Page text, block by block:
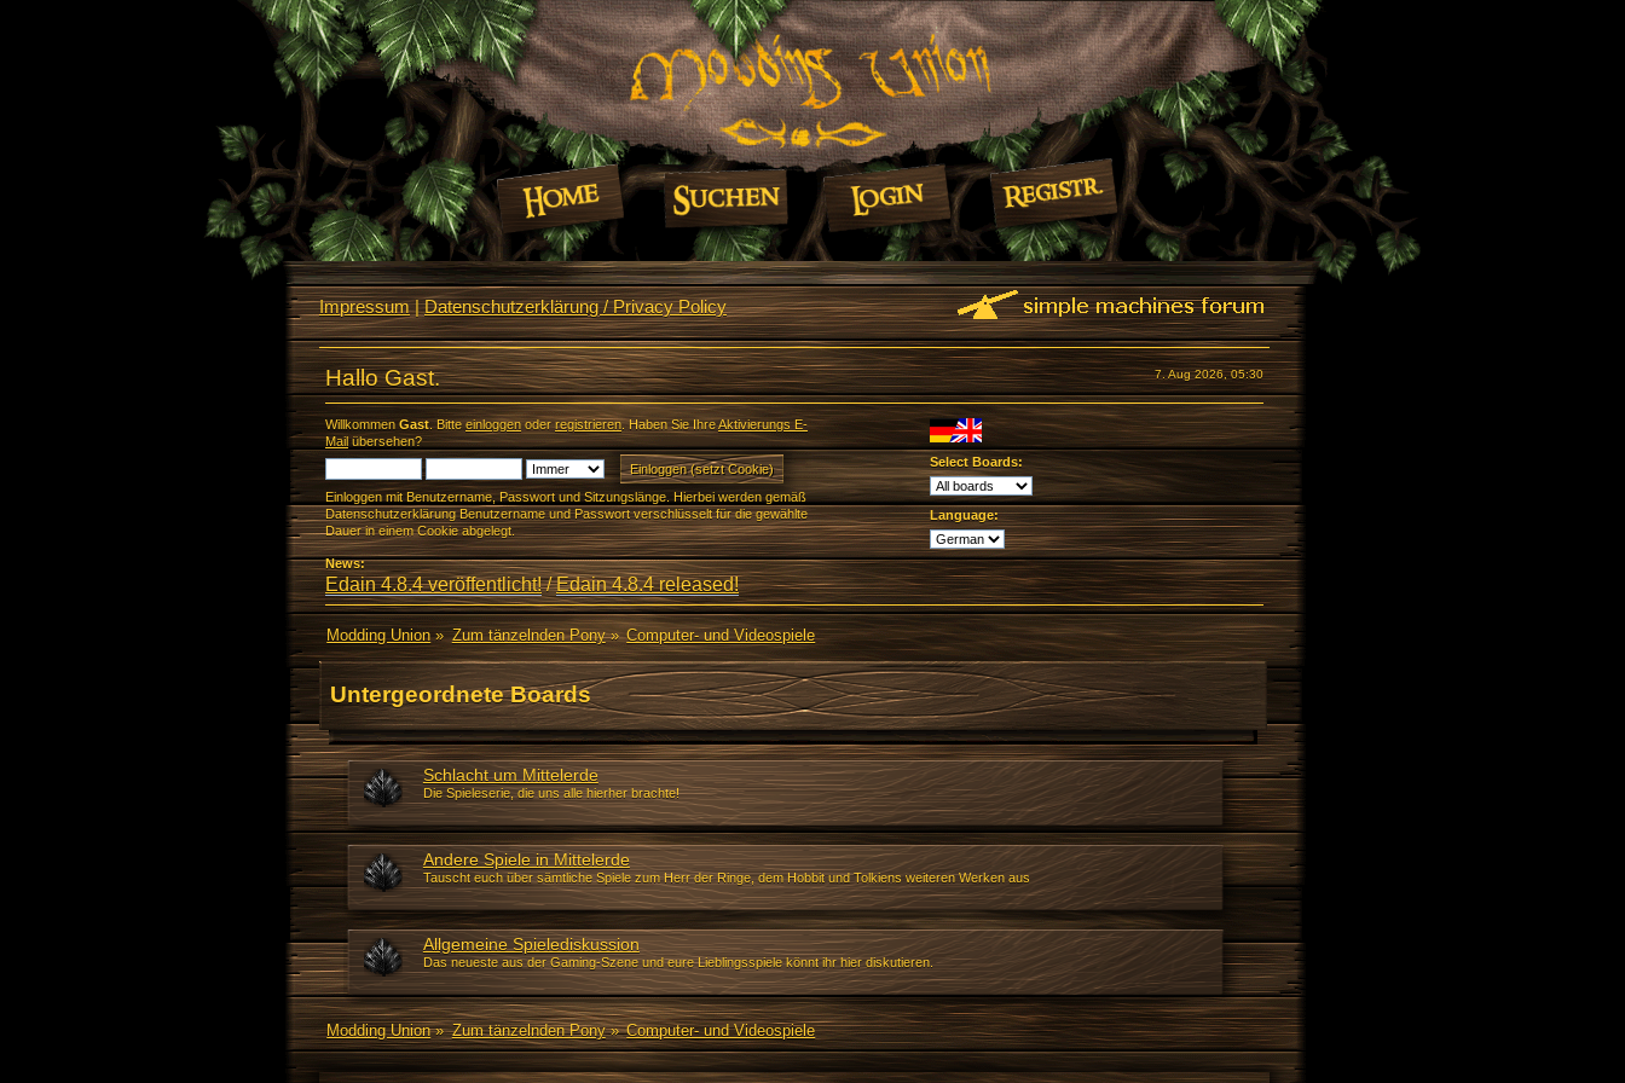
Impressum|Datenschutzerklärung / Privacy Policy
7. Aug 2026, 05:30
Hallo Gast.
Willkommen Gast. Bitte einloggenoderregistrieren. Haben Sie IhreAktivierungs E-
Mailübersehen?
Einloggen mit Benutzername, Passwort und Sitzungslänge. Hierbei werden gemäß
Datenschutzerklärung Benutzername und Passwort verschlüsselt für die gewählte
Dauer in einem Cookie abgelegt.
Select Boards:
Language:
News:
Edain 4.8.4 veröffentlicht!/Edain 4.8.4 released!
Modding Union» Zum tänzelnden Pony» Computer- und Videospiele
Untergeordnete Boards
Schlacht um Mittelerde
Die Spieleserie, die uns alle hierher brachte!
Andere Spiele in Mittelerde
Tauscht euch über sämtliche Spiele zum Herr der Ringe, dem Hobbit und Tolkiens weiteren Werken aus
Allgemeine Spielediskussion
Das neueste aus der Gaming-Szene und eure Lieblingsspiele könnt ihr hier diskutieren.
Modding Union» Zum tänzelnden Pony» Computer- und Videospiele